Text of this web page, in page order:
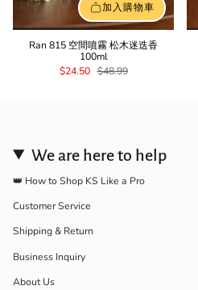
加入購物車
Ran 815 空間噴霧 松木迷迭香
100ml
$24.50 $48.99
We are here to help
👑 How to Shop KS Like a Pro
Customer Service
Shipping & Return
Business Inquiry
About Us